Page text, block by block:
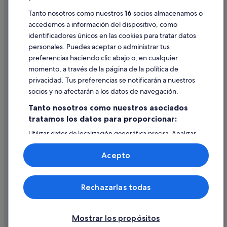
Pautas sobre el contenido y cómo denunciar contenido
Ayuda
Cancelar un vuelo
Cancelar una reserva de hotel o de un alquiler vacacional
Utilizar un cupón de Expedia
Documentos para viajes internacionales
© 2026 Expedia, Inc., una empresa de Expedia Group. Todos los
derechos reservados. Expedia y el logotipo de Expedia son marcas
comerciales o marcas comerciales registradas de Expedia, Inc.
Tanto nosotros como nuestros16 socios almacenamos o
accedemos a información del dispositivo, como
identificadores únicos en las cookies para tratar datos
personales. Puedes aceptar o administrar tus
preferencias haciendo clic abajo o, en cualquier
momento, a través de la página de la política de
privacidad. Tus preferencias se notificarán a nuestros
socios y no afectarán a los datos de navegación.
Tanto nosotros como nuestros asociados
tratamos los datos para proporcionar:
Utilizar datos de localización geográfica precisa. Analizar
activamente las características del dispositivo para su
identificación. Almacenar la información en un dispositivo
y/o acceder a ella. Publicidad y contenido personalizados,
medición de publicidad y contenido, investigación de
audiencia y desarrollo de servicios.
Lista de asociados (proveedores)
Mostrar los propósitos
Rechazarlas todas
Acepto